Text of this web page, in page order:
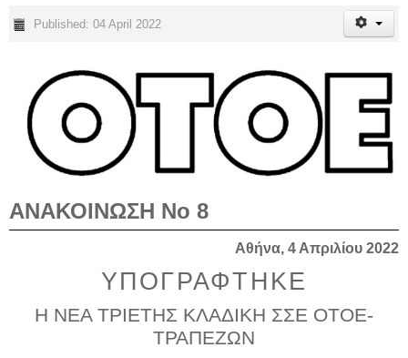
Published: 04 April 2022
ΑΝΑΚΟΙΝΩΣΗ Νο 8
Αθήνα, 4 Απριλίου 2022
ΥΠΟΓΡΑΦΤΗΚΕ
Η ΝΕΑ ΤΡΙΕΤΗΣ ΚΛΑΔΙΚΗ ΣΣΕ ΟΤΟΕ-
ΤΡΑΠΕΖΩΝ